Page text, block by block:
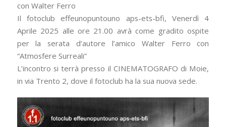
con Walter Ferro
Il fotoclub effeunopuntouno aps-ets-bfi, Venerdì 4
Aprile 2025 alle ore 21.00 avrà come gradito ospite
per la serata d’autore l’amico Walter Ferro con
“Atmosfere Surreali”
L’incontro si terrà presso il CINEMATOGRAFO di Moie,
in via Trento 2, dove il fotoclub ha la sua nuova sede.